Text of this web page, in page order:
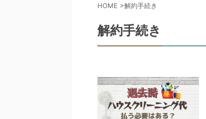
HOME >解約手続き
解約手続き